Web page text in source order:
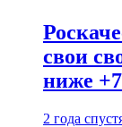
свои
ниже
2 года